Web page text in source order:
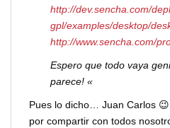
http://dev.sencha.com/
gpl/examples/desktop/
http://www.sencha.com/
Espero que todo vaya
parece! «
Pues lo dicho… Juan Carlos
por compartir con todos